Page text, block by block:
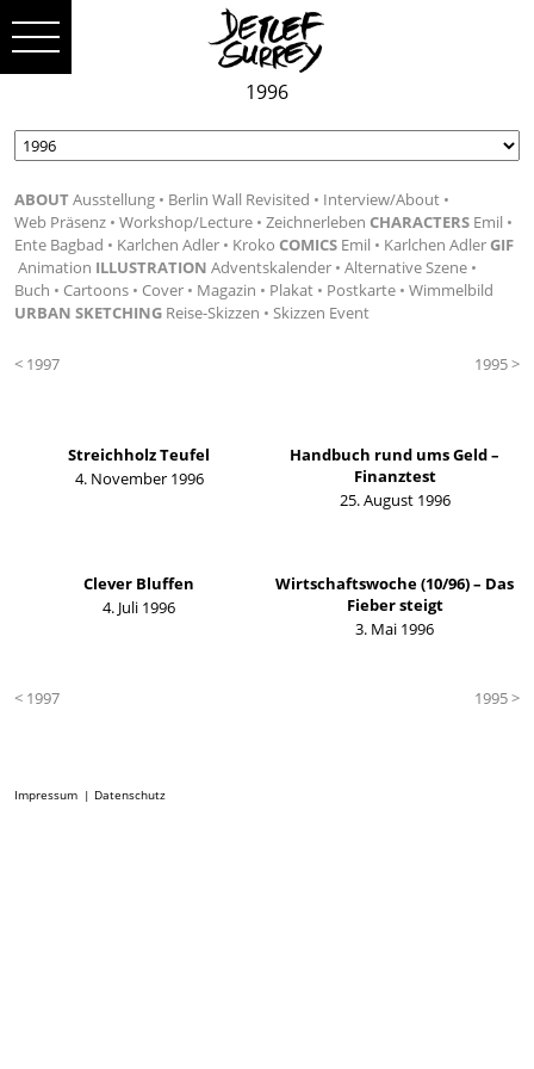
1996
ABOUTAusstellung Berlin Wall Revisited
Interview/About
Web Präsenz
Workshop/Lecture Zeichnerleben CHARACTERS Emil
Ente Bagbad
Karlchen Adler Kroko COMICS Emil Karlchen AdlerGIF
Animation ILLUSTRATION Adventskalender
Alternative Szene
Buch
Cartoons Cover Magazin Plakat Postkarte
Wimmelbild
URBAN SKETCHING Reise-Skizzen Skizzen Event
< 1997 1995 >
Streichholz Teufel
4. November 1996
Handbuch rund ums Geld –
Finanztest
25. August 1996
Clever Bluffen
4. Juli 1996
Wirtschaftswoche (10/96) – Das
Fieber steigt
3. Mai 1996
< 1997 1995 >
Impressum Datenschutz